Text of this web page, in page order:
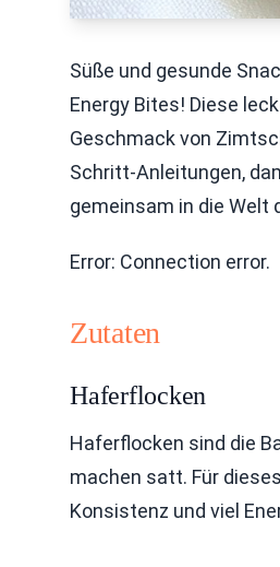
Süße und gesunde
Energy Bites! Diese
Geschmack von
Schritt-Anleitungen,
gemeinsam in die Welt
Error: Connection error.
Zutaten
Haferflocken
Haferflocken sind die
machen satt. Für
Konsistenz und viel